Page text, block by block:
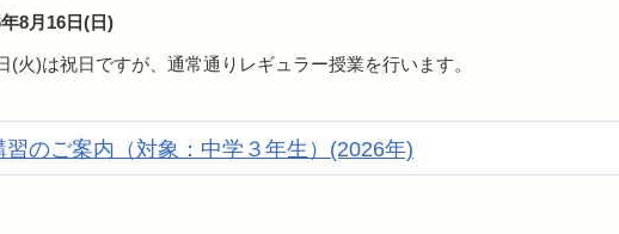
8月16日(日)
)は祝日ですが、通常通りレギュラー授業を行います。
習のご案内（対象：中学３年生）(2026年)